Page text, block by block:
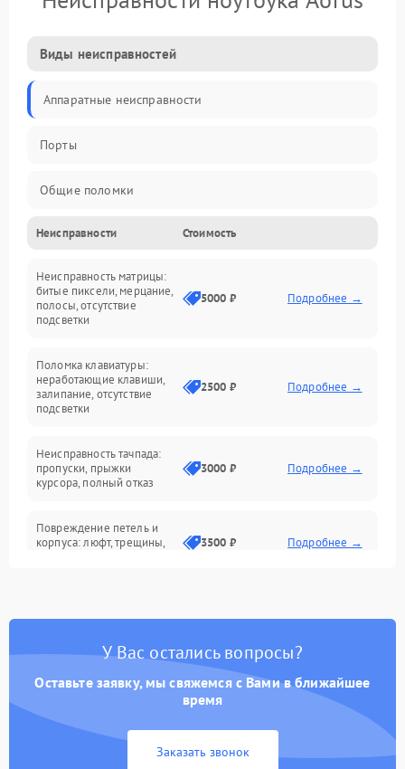
Виды неисправностей
Аппаратные неисправности
Порты
Общие поломки
Устройства
Программные ошибки
Электрические и системные сбои
Интерфейсные проблемы
Батарея
Сеть и интернет
Неисправности Стоимость
Неисправность матрицы:
битые пиксели, мерцание,
полосы, отсутствие
подсветки
5000 ₽ Подробнее →
Поломка клавиатуры:
неработающие клавиши,
залипание, отсутствие
подсветки
2500 ₽ Подробнее →
Неисправность тачпада:
пропуски, прыжки
курсора, полный отказ
3000 ₽ Подробнее →
Повреждение петель и
корпуса: люфт, трещины,
3500 ₽ Подробнее →
быстрая разрядка,
Неисправность зарядного
питания
2000 ₽ Подробнее →
У Вас остались вопросы?
Оставьте заявку, мы свяжемся с Вами в ближайшее
время
Заказать звонок